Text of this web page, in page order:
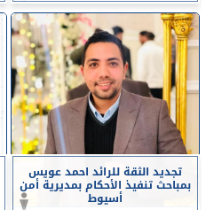
تجديد الثقة للرائد احمد عويس
بمباحث تنفيذ الأحكام بمديرية أمن
أسيوط